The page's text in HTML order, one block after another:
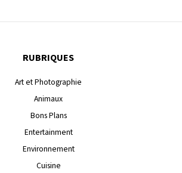
RUBRIQUES
Art et Photographie
Animaux
Bons Plans
Entertainment
Environnement
Cuisine